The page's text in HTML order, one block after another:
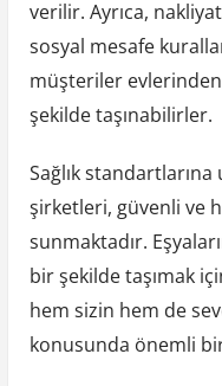
verilir. Ayrıca,
sosyal mesafe
müşteriler
şekilde taşınabilirler.
Sağlık
şirketleri, güvenli ve
sunmaktadır.
bir şekilde taşımak
hem sizin hem de
konusunda önemli